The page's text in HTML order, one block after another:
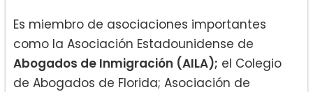
Es miembro de asociaciones importantes
como la Asociación Estadounidense de
Abogados de Inmigración (AILA); el Colegio
de Abogados de Florida; Asociación de